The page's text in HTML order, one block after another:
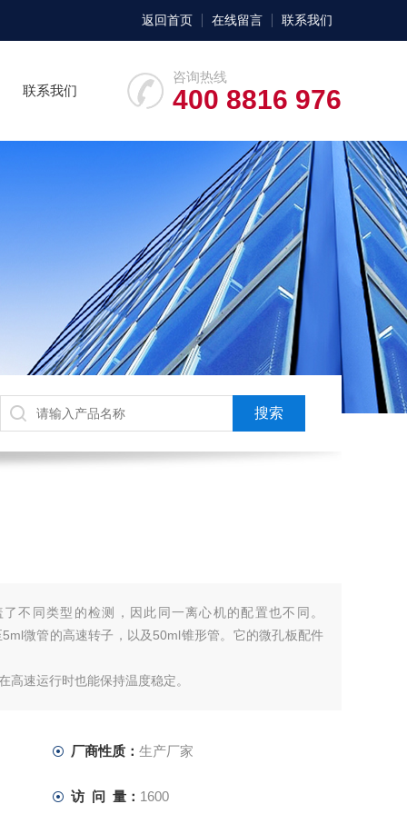
返回首页 在线留言 联系我们
咨询热线
400 8816 976
联系我们
不同类型的检测，因此同一离心机的配置也不同。
微管的高速转子，以及50ml锥形管。它的微孔板配件
高速运行时也能保持温度稳定。
厂商性质： 生产厂家
访 问 量： 1600